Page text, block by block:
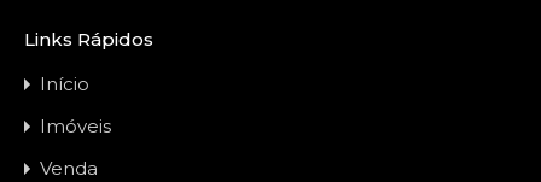
Links Rápidos
Início
Imóveis
Venda